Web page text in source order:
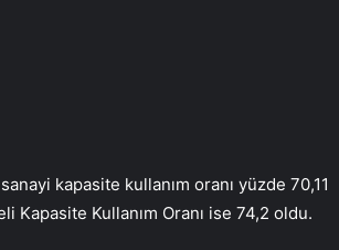
kapasite kullanım oranı yüzde 70,11
Kapasite Kullanım Oranı ise 74,2 oldu.